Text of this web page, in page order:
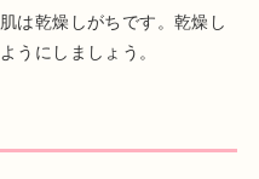
は乾燥しがちです。乾燥し
うにしましょう。